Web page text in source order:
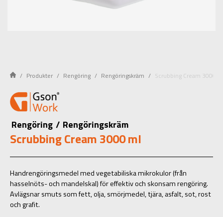
Produkter Rengöring Rengöringskräm Scrubbing Cream 3000
Rengöring / Rengöringskräm
Scrubbing Cream 3000 ml
Handrengöringsmedel med vegetabiliska mikrokulor (från
hasselnöts- och mandelskal) för effektiv och skonsam rengöring.
Avlägsnar smuts som fett, olja, smörjmedel, tjära, asfalt, sot, rost
och grafit.